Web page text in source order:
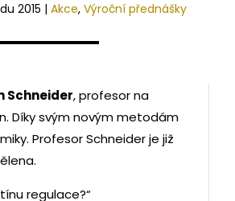
2015 | Akce, Výroční přednášky
Schneider, profesor na
Díky svým novým metodám
Profesor Schneider je již
regulace?“